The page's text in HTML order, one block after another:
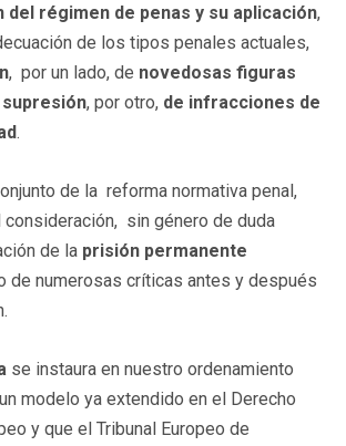
del régimen de penas y su aplicación,
de los tipos penales actuales,
, por un lado, de novedosas figuras
supresión, por otro, de infracciones de
.
de la reforma normativa penal,
sin género de duda
de la prisión permanente
de numerosas críticas antes y después
se instaura en nuestro ordenamiento
modelo ya extendido en el Derecho
y que el Tribunal Europeo de